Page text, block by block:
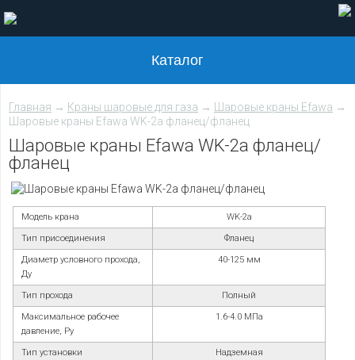
Каталог
Главная → Краны шаровые для газа → Шаровые краны Efawa →
Шаровые краны Efawa WK-2a фланец/фланец
Шаровые краны Efawa WK-2a фланец/
фланец
Модель крана WK-2а
Тип присоединения Фланец
Диаметр условного прохода,
Ду
40-125 мм
Тип прохода Полный
Максимальное рабочее
давление, Ру
1.6-4.0 МПа
Тип установки Надземная